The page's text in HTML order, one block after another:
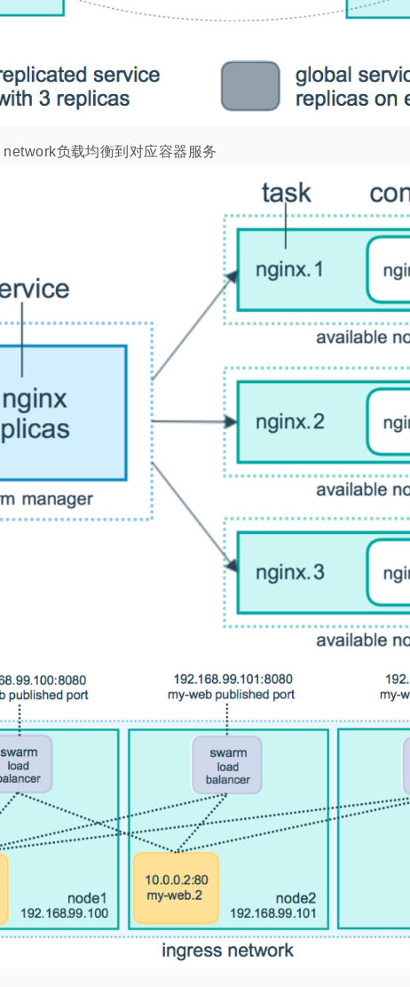
负载均衡到对应容器服务